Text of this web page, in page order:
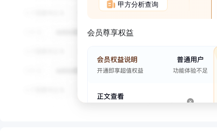
甲方分析查询
会员尊享权益